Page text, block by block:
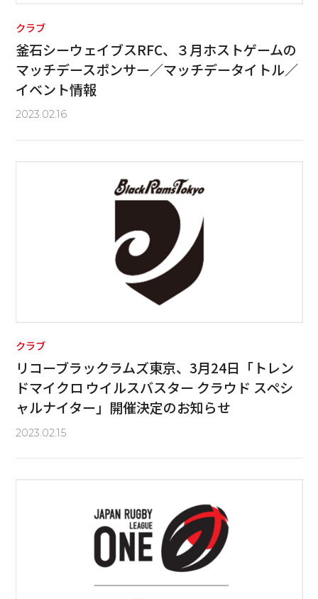
クラブ
釜石シーウェイブスRFC、３月ホストゲームの
マッチデースポンサー／マッチデータイトル／
イベント情報
2023.02.16
クラブ
リコーブラックラムズ東京、3月24日「トレン
ドマイクロ ウイルスバスター クラウド スペシ
ャルナイター」開催決定のお知らせ
2023.02.15